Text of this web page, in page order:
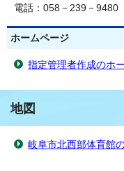
電話：058－239－
ホームページ
指定管理者作成のホ
地図
岐阜市北西部体育館